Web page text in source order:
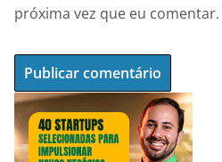
próxima vez que eu comentar.